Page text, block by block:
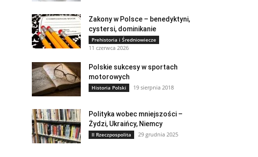
Zakony w Polsce – benedyktyni,
cystersi, dominikanie
Prehistoria i Średniowiecze
11 czerwca 2026
Polskie sukcesy w sportach
motorowych
Historia Polski 19 sierpnia 2018
Polityka wobec mniejszości –
Żydzi, Ukraińcy, Niemcy
II Rzeczpospolita 29 grudnia 2025